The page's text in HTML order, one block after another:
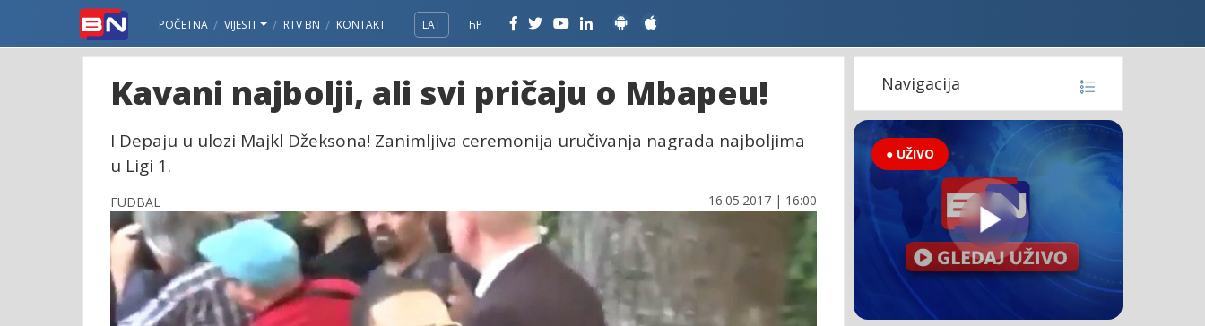
POČETNA VIJESTI RTV BN KONTAKT LAT ЋР
Kavani najbolji, ali svi pričaju o Mbapeu!
I Depaju u ulozi Majkl Džeksona! Zanimljiva ceremonija uručivanja nagrada najboljima
u Ligi 1.
FUDBAL 16.05.2017 | 16:00
Navigacija
● UŽIVO